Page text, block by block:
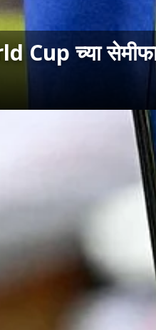
Cup च्या